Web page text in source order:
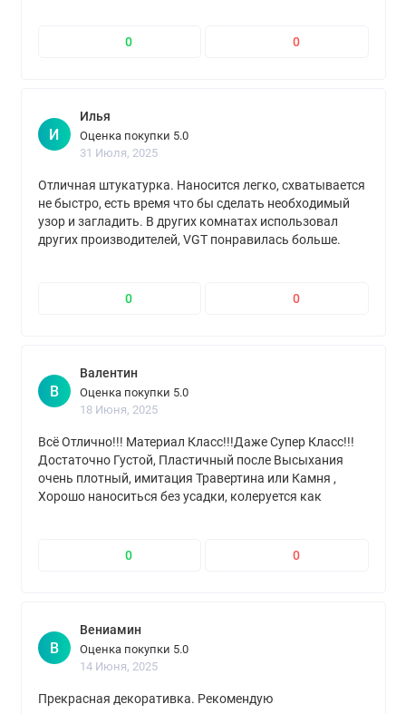
0 0
И
Илья
Оценка покупки 5.0
31 Июля, 2025
Отличная штукатурка. Наносится легко, схватывается
не быстро, есть время что бы сделать необходимый
узор и загладить. В других комнатах использовал
других производителей, VGT понравилась больше.
0 0
В
Валентин
Оценка покупки 5.0
18 Июня, 2025
Всё Отлично!!! Материал Класс!!!Даже Супер Класс!!!
Достаточно Густой, Пластичный после Высыхания
очень плотный, имитация Травертина или Камня ,
Хорошо наноситься без усадки, колеруется как
он не везде, в общем всём советую продавец ни разу не
0 0
В
Вениамин
Оценка покупки 5.0
14 Июня, 2025
Прекрасная декоративка. Рекомендую